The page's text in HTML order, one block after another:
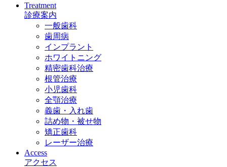
Treatment
診療案内
一般歯科
歯周病
インプラント
ホワイトニング
精密歯科治療
根管治療
小児歯科
全顎治療
義歯・入れ歯
詰め物・被せ物
矯正歯科
レーザー治療
Access
アクセス